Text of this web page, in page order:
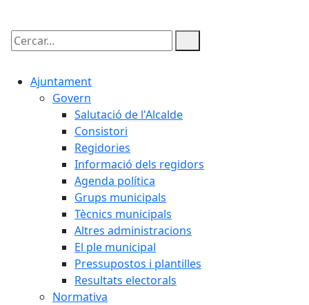
Cercar:
Ajuntament
Govern
Salutació de l'Alcalde
Consistori
Regidories
Informació dels regidors
Agenda política
Grups municipals
Tècnics municipals
Altres administracions
El ple municipal
Pressupostos i plantilles
Resultats electorals
Normativa